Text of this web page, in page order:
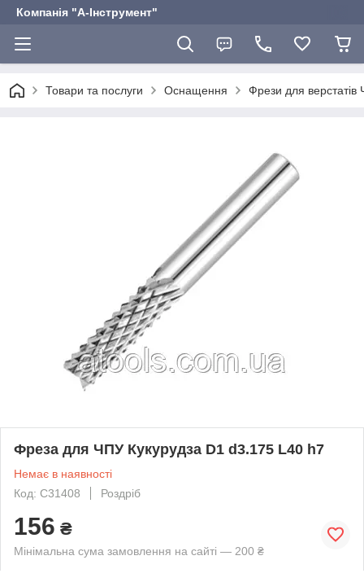
Компанія "А-Інструмент"
Товари та послуги Оснащення Фрези для верстатів
Фреза для ЧПУ Кукурудза D1 d3.175 L40 h7
Немає в наявності
Код: C31408
Роздріб
156 ₴
Мінімальна сума замовлення на сайті — 200 ₴